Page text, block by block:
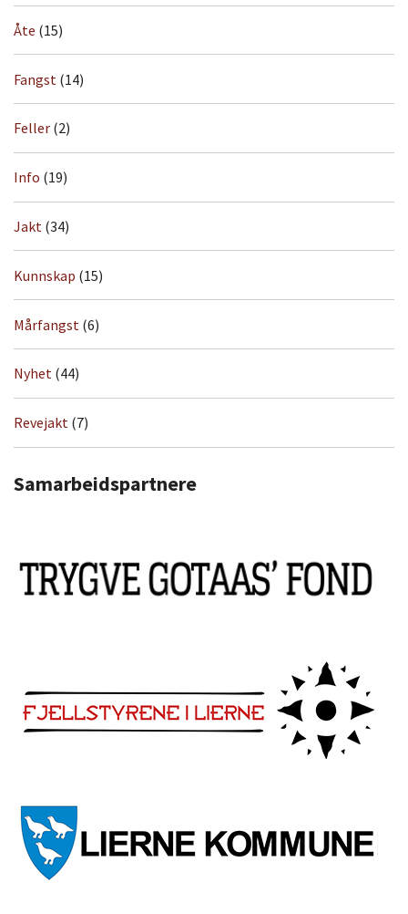
Åte (15)
Fangst (14)
Feller (2)
Info (19)
Jakt (34)
Kunnskap (15)
Mårfangst (6)
Nyhet (44)
Revejakt (7)
Samarbeidspartnere